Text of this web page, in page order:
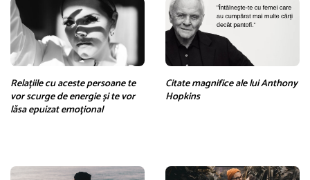
Relațiile cu aceste persoane te
vor scurge de energie și te vor
lăsa epuizat emoțional
Citate magnifice ale lui Anthony
Hopkins